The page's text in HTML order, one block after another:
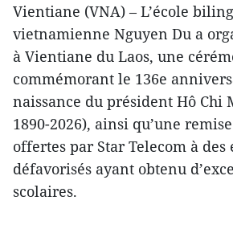
Vientiane (VNA) – L’école
vietnamienne Nguyen Du a
à Vientiane du Laos, une
commémorant le 136e
naissance du président Hô Chi
1890-2026), ainsi qu’une
offertes par Star Telecom à des
défavorisés ayant obtenu
scolaires.